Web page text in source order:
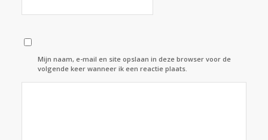
Mijn naam, e-mail en site opslaan in deze browser voor de
volgende keer wanneer ik een reactie plaats.